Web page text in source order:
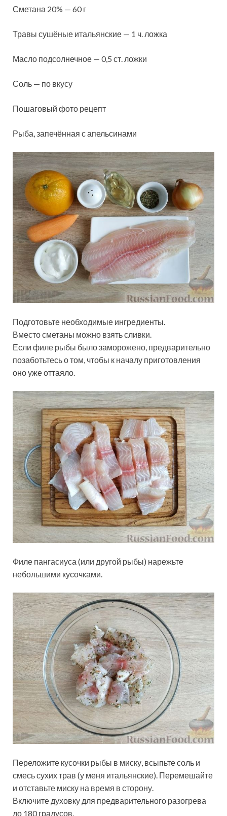
Сметана 20% — 60 г
Травы сушёные итальянские — 1 ч. ложка
Масло подсолнечное — 0,5 ст. ложки
Соль — по вкусу
Пошаговый фото рецепт
Рыба, запечённая с апельсинами
Подготовьте необходимые ингредиенты.
Вместо сметаны можно взять сливки.
Если филе рыбы было заморожено, предварительно
позаботьтесь о том, чтобы к началу приготовления
оно уже оттаяло.
Филе пангасиуса (или другой рыбы) нарежьте
небольшими кусочками.
Переложите кусочки рыбы в миску, всыпьте соль и
смесь сухих трав (у меня итальянские). Перемешайте
и отставьте миску на время в сторону.
Включите духовку для предварительного разогрева
до 180 градусов.